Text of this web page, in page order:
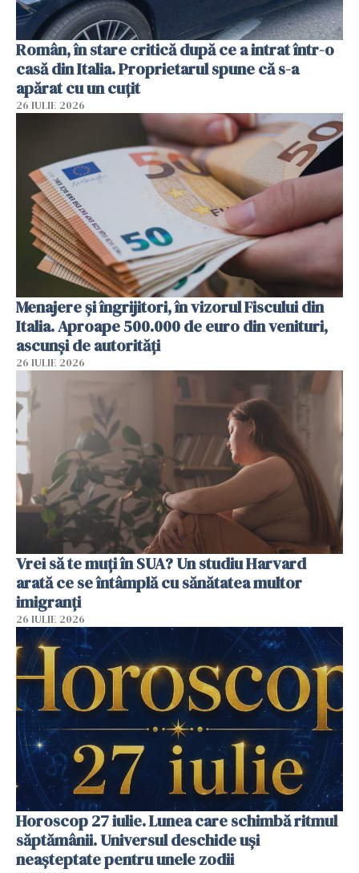
Român, în stare critică după ce a intrat într-o
casă din Italia. Proprietarul spune că s-a
apărat cu un cuțit
26 IULIE 2026
Menajere și îngrijitori, în vizorul Fiscului din
Italia. Aproape 500.000 de euro din venituri,
ascunși de autorități
26 IULIE 2026
Vrei să te muți în SUA? Un studiu Harvard
arată ce se întâmplă cu sănătatea multor
imigranți
26 IULIE 2026
Horoscop 27 iulie. Lunea care schimbă ritmul
săptămânii. Universul deschide uși
neașteptate pentru unele zodii